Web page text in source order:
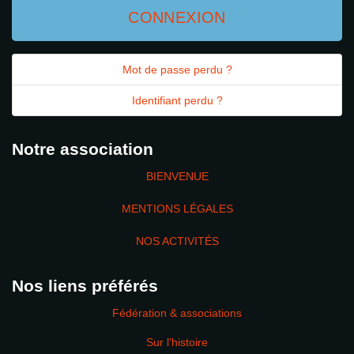
CONNEXION
Mot de passe perdu ?
Identifiant perdu ?
Notre association
BIENVENUE
MENTIONS LÉGALES
NOS ACTIVITÉS
Nos liens préférés
Fédération & associations
Sur l'histoire